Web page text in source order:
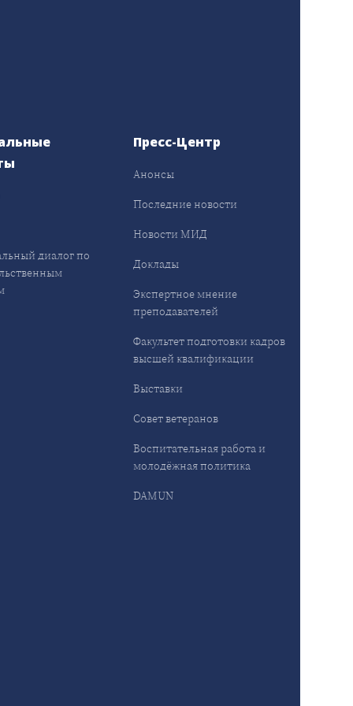
диалог по
Пресс-Центр
Анонсы
Последние новости
Новости МИД
Доклады
Экспертное мнение
преподавателей
Факультет подготовки кадров
высшей квалификации
Выставки
Совет ветеранов
Воспитательная работа и
молодёжная политика
DAMUN